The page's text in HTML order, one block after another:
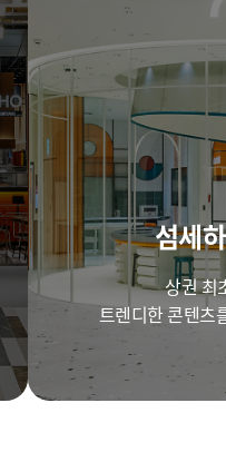
섬세
상권 최
트렌디한 콘텐츠